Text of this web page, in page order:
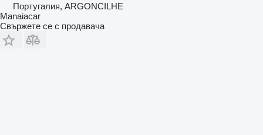
Португалия, ARGONCILHE
Manaiacar
Свържете се с продавача